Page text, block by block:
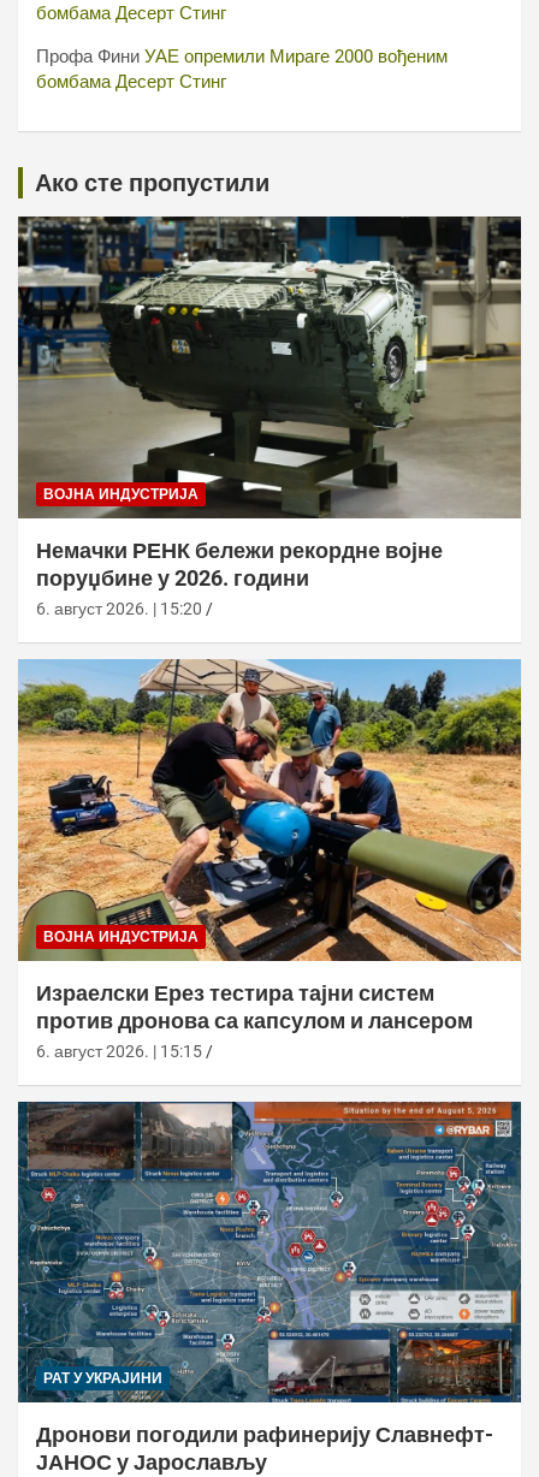
бомбама Десерт Стинг
Профа Фини УАЕ опремили Мираге 2000 вођеним
бомбама Десерт Стинг
Ако сте пропустили
ВОЈНА ИНДУСТРИЈА
Немачки РЕНК бележи рекордне војне
поруџбине у 2026. години
6. август 2026. | 15:20
ВОЈНА ИНДУСТРИЈА
Израелски Ерез тестира тајни систем
против дронова са капсулом и лансером
6. август 2026. | 15:15
РАТ У УКРАЈИНИ
Дронови погодили рафинерију Славнефт-
ЈАНОС у Јарослављу